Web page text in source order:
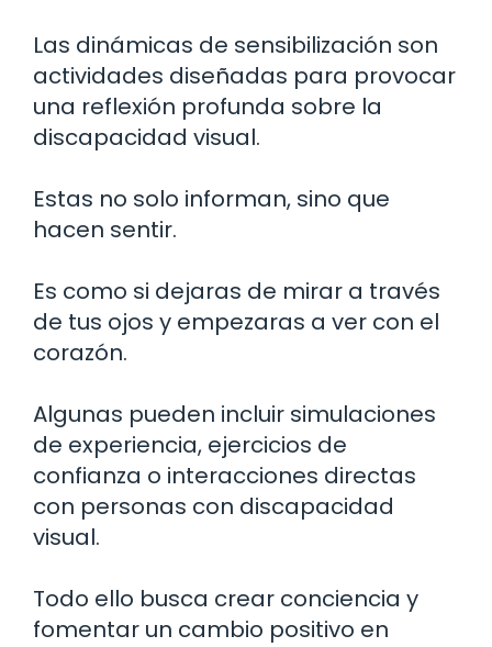
Las dinámicas de sensibilización son
actividades diseñadas para provocar
una reflexión profunda sobre la
discapacidad visual.
Estas no solo informan, sino que
hacen sentir.
Es como si dejaras de mirar a través
de tus ojos y empezaras a ver con el
corazón.
Algunas pueden incluir simulaciones
de experiencia, ejercicios de
confianza o interacciones directas
con personas con discapacidad
visual.
Todo ello busca crear conciencia y
fomentar un cambio positivo en